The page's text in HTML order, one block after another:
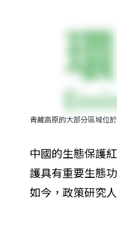
青藏高原的大部分區域位
中國的生態保護
護具有重要生態
如今，政策研究